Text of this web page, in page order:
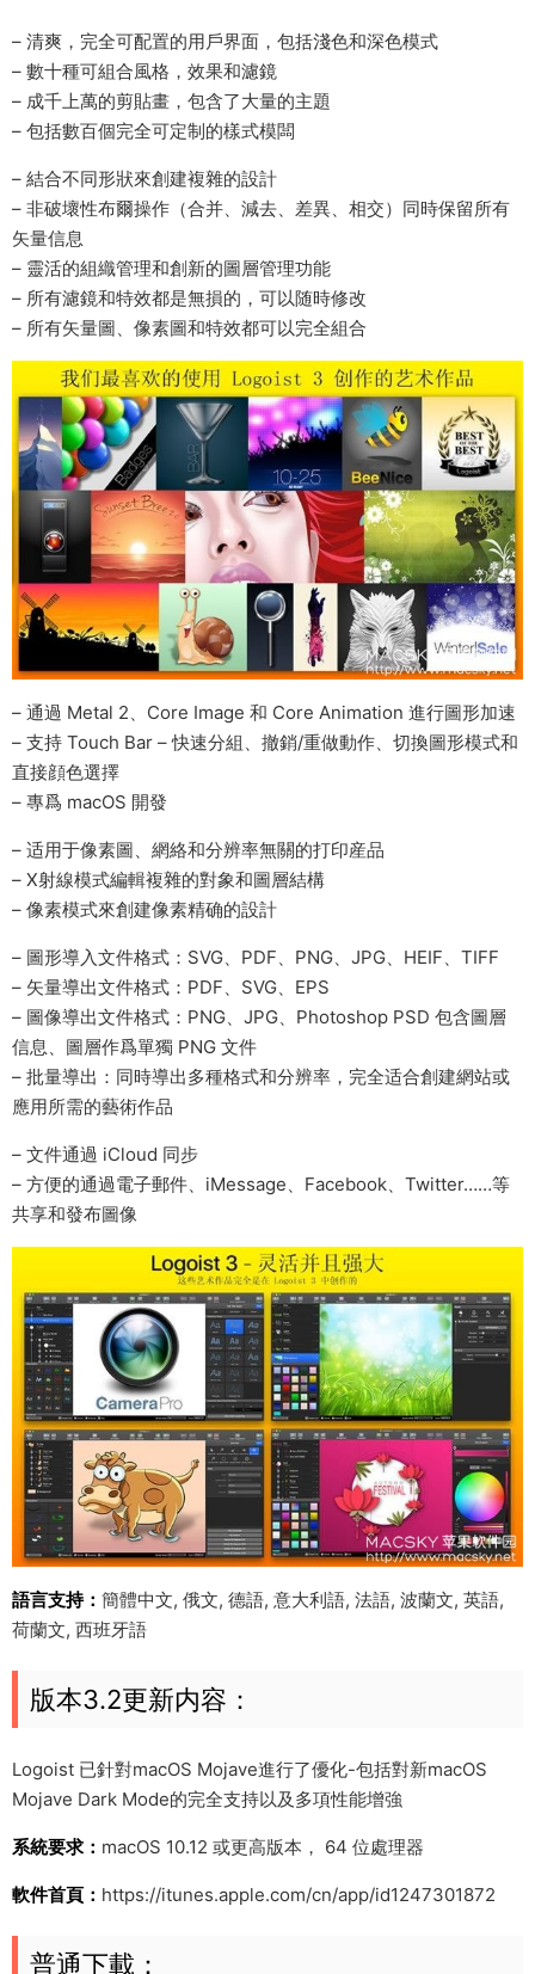
– 清爽，完全可配置的用戶界面，包括淺色和深色模式
– 數十種可組合風格，效果和濾鏡
– 成千上萬的剪貼畫，包含了大量的主題
– 包括數百個完全可定制的樣式模闆
– 結合不同形狀來創建複雜的設計
– 非破壞性布爾操作（合并、減去、差異、相交）同時保留所有
矢量信息
– 靈活的組織管理和創新的圖層管理功能
– 所有濾鏡和特效都是無損的，可以随時修改
– 所有矢量圖、像素圖和特效都可以完全組合
– 通過 Metal 2、Core Image 和 Core Animation 進行圖形加速
– 支持 Touch Bar – 快速分組、撤銷/重做動作、切換圖形模式和
直接顔色選擇
– 專爲 macOS 開發
– 适用于像素圖、網絡和分辨率無關的打印産品
– X射線模式編輯複雜的對象和圖層結構
– 像素模式來創建像素精确的設計
– 圖形導入文件格式：SVG、PDF、PNG、JPG、HEIF、TIFF
– 矢量導出文件格式：PDF、SVG、EPS
– 圖像導出文件格式：PNG、JPG、Photoshop PSD 包含圖層
信息、圖層作爲單獨 PNG 文件
– 批量導出：同時導出多種格式和分辨率，完全适合創建網站或
應用所需的藝術作品
– 文件通過 iCloud 同步
– 方便的通過電子郵件、iMessage、Facebook、Twitter……等
共享和發布圖像
語言支持： 簡體中文, 俄文, 德語, 意大利語, 法語, 波蘭文, 英語,
荷蘭文, 西班牙語
版本3.2更新内容：
Logoist 已針對macOS Mojave進行了優化-包括對新macOS
Mojave Dark Mode的完全支持以及多項性能增強
系統要求： macOS 10.12 或更高版本， 64 位處理器
軟件首頁： https://itunes.apple.com/cn/app/id1247301872
普通下載：